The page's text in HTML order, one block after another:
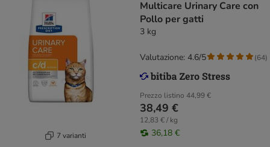
7 varianti
Multicare Urinary Care con
Pollo per gatti
3 kg
Prezzo listino 44,99 €
38,49 €
12,83 € / kg
36,18 €
Valutazione: 4.6/5 (64)